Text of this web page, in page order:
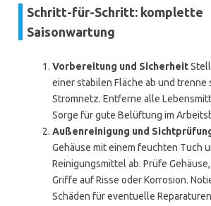
Schritt-für-Schritt: komplette
Saisonwartung
Vorbereitung und Sicherheit
einer stabilen Fläche ab und trenne
Stromnetz. Entferne alle
Sorge für gute Belüftung im
Außenreinigung und
Gehäuse mit einem feuchten Tuch
Reinigungsmittel ab. Prüfe
Griffe auf Risse oder Korrosion.
Schäden für eventuelle